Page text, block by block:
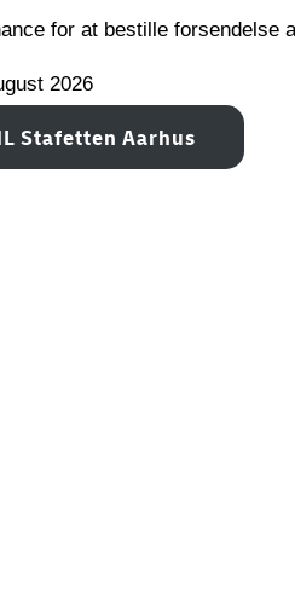
for at bestille forsendelse
2026
Stafetten Aarhus